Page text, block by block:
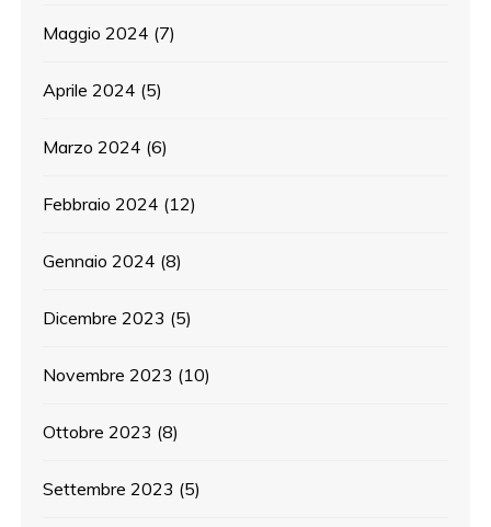
Maggio 2024 (7)
Aprile 2024 (5)
Marzo 2024 (6)
Febbraio 2024 (12)
Gennaio 2024 (8)
Dicembre 2023 (5)
Novembre 2023 (10)
Ottobre 2023 (8)
Settembre 2023 (5)